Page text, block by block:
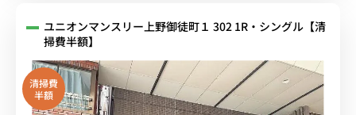
ユニオンマンスリー上野御徒町１ 302 1R・シングル【清
掃費半額】
清掃費
半額